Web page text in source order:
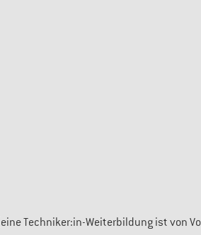
Techniker:in-Weiterbildung ist von